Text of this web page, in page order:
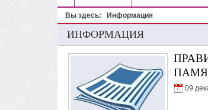
Вы здесь: Информация
ИНФОРМАЦИЯ
09